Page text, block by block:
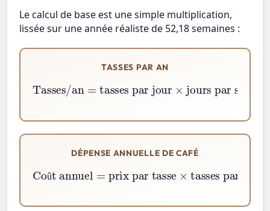
Le calcul de base est une simple multiplication,
lissée sur une année réaliste de 52,18 semaines :
TASSES PAR AN
Tasses/an tasses par jour×
jours par semaine×52.18
DÉPENSE ANNUELLE DE CAFÉ
û
Coût annuel =prix par tasse ×
tasses par an